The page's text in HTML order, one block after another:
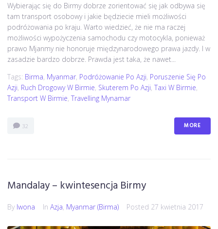
Wybierając się do Birmy dobrze zorientować się jak odbywa się
tam transport osobowy i jakie będziecie mieli możliwości
podróżowania po kraju. Warto wiedzieć, że nie ma raczej
możliwości wypożyczenia samochodu czy motocykla, ponieważ
prawo Mjanmy nie honoruje międzynarodowego prawa jazdy. I w
zasadzie bardzo dobrze. Prawda jest taka, że nawet...
Tags: Birma, Myanmar, Podróżowanie Po Azji, Poruszenie Się Po
Azji, Ruch Drogowy W Birmie, Skuterem Po Azji, Taxi W Birmie,
Transport W Birmie, Travelling Mynamar
32 MORE
Mandalay – kwintesencja Birmy
By Iwona In Azja, Myanmar (Birma) Posted 27 kwietnia 2017